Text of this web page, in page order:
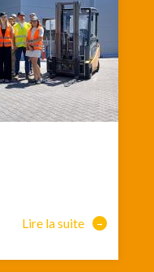
Lire la suite